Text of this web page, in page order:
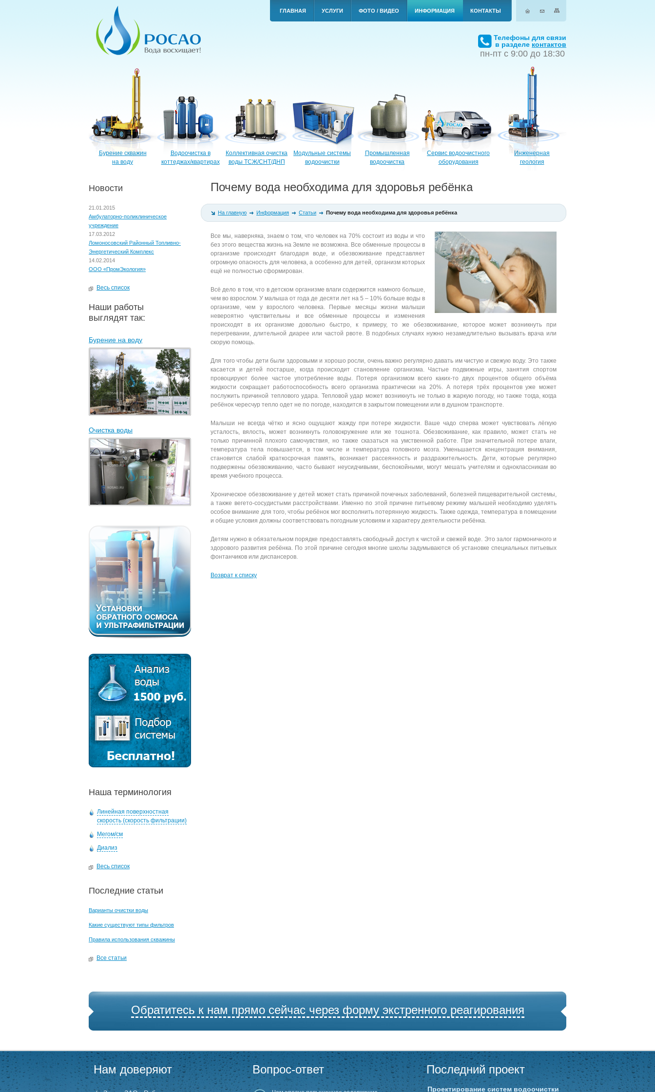
ГЛАВНАЯ УСЛУГИ ФОТО / ВИДЕО ИНФОРМАЦИЯ КОНТАКТЫ
Телефоны для связи
в разделе контактов
пн-пт с 9:00 до 18:30
Бурение скважин
на воду
Водоочистка в
коттеджах/квартирах
Коллективная очистка
воды ТСЖ/СНТ/ДНП
Модульные системы
водоочистки
Промышленная
водоочистка
Сервис водоочистного
оборудования
Инженерная
геология
Новости
21.01.2015
Амбулаторно-поликлиническое
учреждение
17.03.2012
Ломоносовский Районный Топливно-
Энергетический Комплекс
14.02.2014
ООО «ПромЭкология»
Весь список
Наши работы
выглядят так:
Бурение на воду
Очистка воды
Наша терминология
Линейная поверхностная
скорость (скорость фильтрации)
Мегом/см
Диализ
Весь список
Последние статьи
Варианты очистки воды
Какие существуют типы фильтров
Правила использования скважины
Все статьи
Почему вода необходима для здоровья ребёнка
На главную Информация Статьи Почему вода необходима для здоровья ребёнка
Все мы, наверняка, знаем о том, что человек на 70% состоит из воды и что
без этого вещества жизнь на Земле не возможна. Все обменные процессы в
организме происходят благодаря воде, и обезвоживание представляет
огромную опасность для человека, а особенно для детей, организм которых
ещё не полностью сформирован.
Всё дело в том, что в детском организме влаги содержится намного больше,
чем во взрослом. У малыша от года де десяти лет на 5 – 10% больше воды в
организме, чем у взрослого человека. Первые месяцы жизни малыши
невероятно чувствительны и все обменные процессы и изменения
происходят в их организме довольно быстро, к примеру, то же обезвоживание, которое может возникнуть при
перегревании, длительной диарее или частой рвоте. В подобных случаях нужно незамедлительно вызывать врача или
скорую помощь.
Для того чтобы дети были здоровыми и хорошо росли, очень важно регулярно давать им чистую и свежую воду. Это также
касается и детей постарше, когда происходит становление организма. Частые подвижные игры, занятия спортом
провоцируют более частое употребление воды. Потеря организмом всего каких-то двух процентов общего объёма
жидкости сокращает работоспособность всего организма практически на 20%. А потеря трёх процентов уже может
послужить причиной теплового удара. Тепловой удар может возникнуть не только в жаркую погоду, но также тогда, когда
ребёнок чересчур тепло одет не по погоде, находится в закрытом помещении или в душном транспорте.
Малыши не всегда чётко и ясно ощущают жажду при потере жидкости. Ваше чадо сперва может чувствовать лёгкую
усталость, вялость, может возникнуть головокружение или же тошнота. Обезвоживание, как правило, может стать не
только причинной плохого самочувствия, но также сказаться на умственной работе. При значительной потере влаги,
температура тела повышается, в том числе и температура головного мозга. Уменьшается концентрация внимания,
становится слабой краткосрочная память, возникает рассеянность и раздражительность. Дети, которые регулярно
подвержены обезвоживанию, часто бывают неусидчивыми, беспокойными, могут мешать учителям и одноклассникам во
время учебного процесса.
Хроническое обезвоживание у детей может стать причиной почечных заболеваний, болезней пищеварительной системы,
а также вегето-сосудистыми расстройствами. Именно по этой причине питьевому режиму малышей необходимо уделять
особое внимание для того, чтобы ребёнок мог восполнить потерянную жидкость. Также одежда, температура в помещении
и общие условия должны соответствовать погодным условиям и характеру деятельности ребёнка.
Детям нужно в обязательном порядке предоставлять свободный доступ к чистой и свежей воде. Это залог гармоничного и
здорового развития ребёнка. По этой причине сегодня многие школы задумываются об установке специальных питьевых
фонтанчиков или диспансеров.
Возврат к списку
Обратитесь к нам прямо сейчас через форму экстренного реагирования
Нам доверяют Вопрос-ответ Последний проект
Проектирование систем водоочистки